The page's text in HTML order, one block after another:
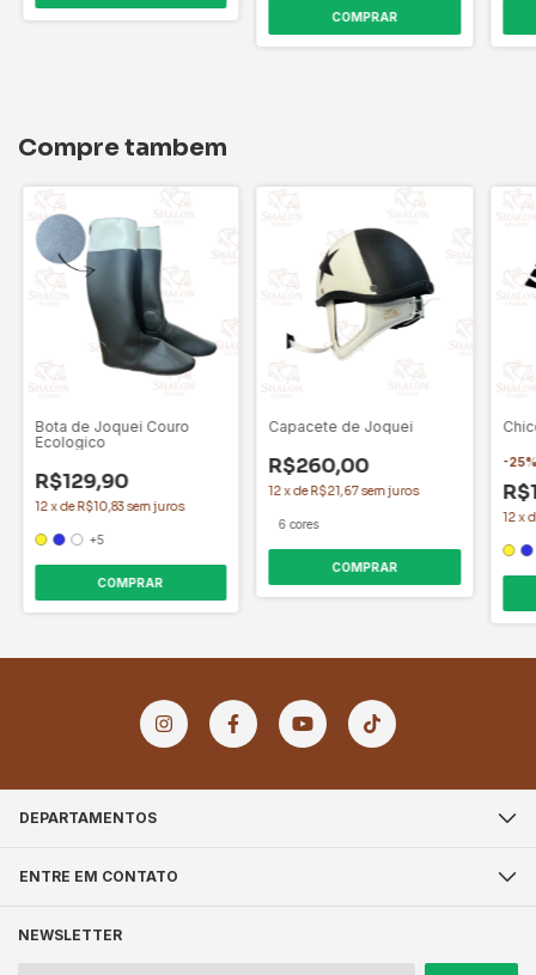
COMPRAR
Compre tambem
Bota de Joquei Couro
Ecologico
R$129,90
12xde R$10,83sem juros
+5
COMPRAR
Capacete de Joquei
R$260,00
12xde R$21,67sem juros
6 cores
COMPRAR
-25
12x
DEPARTAMENTOS
ENTRE EM CONTATO
NEWSLETTER